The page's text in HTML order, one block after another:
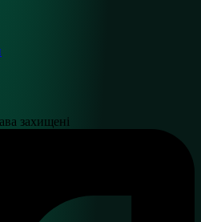
захищені